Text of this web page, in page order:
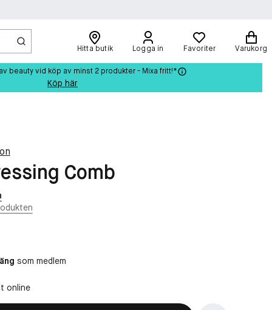
Hitta butik Logga in Favoriter Varukorg
beauty vid köp av minst 2 produkter - Mixa fritt!*
Köp här
Comb
som medlem
online